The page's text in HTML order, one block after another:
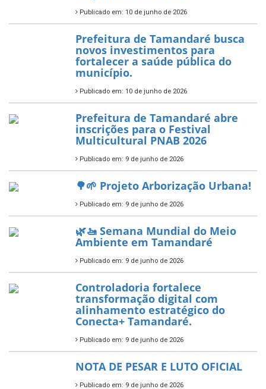
Política Nacional Aldir Blanc
— Tamandaré tem Plano de
Aplicação de Recursos (PAR)
habilitado
7 de novembro de 2025
ÚLTIMAS NOTÍCIAS
Tamandaré conquista Selo
Diamante do Sebrae pelo
segundo ano consecutivo e
reafirma excelência no apoio ao
empreendedorismo.
Publicado em: 10 de junho de 2026
Prefeitura de Tamandaré busca
novos investimentos para
fortalecer a saúde pública do
município.
Publicado em: 10 de junho de 2026
Prefeitura de Tamandaré abre
inscrições para o Festival
Multicultural PNAB 2026
🌳🌱 Projeto Arborização Urbana!